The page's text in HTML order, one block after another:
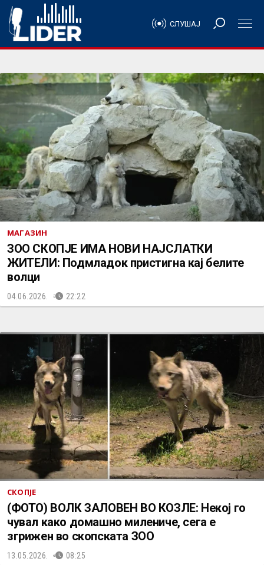
СЛУШАЈ
МАГАЗИН
ЗОО СКОПЈЕ ИМА НОВИ НАЈСЛАТКИ
ЖИТЕЛИ: Подмладок пристигна кај белите
волци
04.06.2026. 22:22
СКОПЈЕ
(ФОТО) ВОЛК ЗАЛОВЕН ВО КОЗЛЕ: Некој го
чувал како домашно милениче, сега е
згрижен во скопската ЗОО
13.05.2026. 08:25